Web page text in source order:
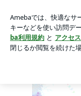
アプリをダウンロー
ょう。